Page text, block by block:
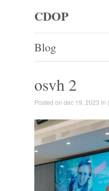
CDOP
Blog
osvh 2
Posted on dec 19, 2023 in |